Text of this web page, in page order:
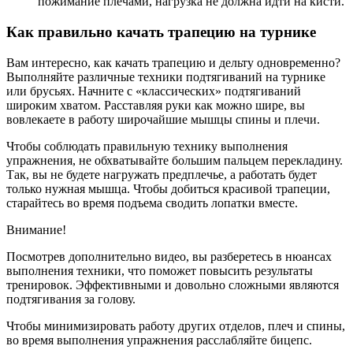
Как правильно качать трапецию на турнике
Вам интересно, как качать трапецию и дельту одновременно?
Выполняйте различные техники подтягиваний на турнике
или брусьях. Начните с «классических» подтягиваний
широким хватом. Расставляя руки как можно шире, вы
вовлекаете в работу широчайшие мышцы спины и плечи.
Чтобы соблюдать правильную технику выполнения
упражнения, не обхватывайте большим пальцем перекладину.
Так, вы не будете нагружать предплечье, а работать будет
только нужная мышца. Чтобы добиться красивой трапеции,
старайтесь во время подъема сводить лопатки вместе.
Внимание!
Посмотрев дополнительно видео, вы разберетесь в нюансах
выполнения техники, что поможет повысить результаты
тренировок. Эффективными и довольно сложными являются
подтягивания за голову.
Чтобы минимизировать работу других отделов, плеч и спины,
во время выполнения упражнения расслабляйте бицепс.